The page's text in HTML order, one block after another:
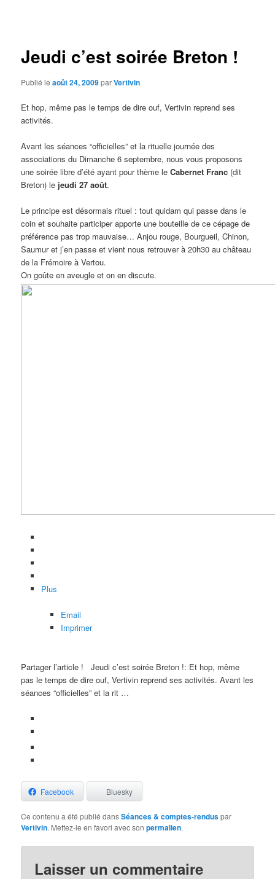
Jeudi c’est soirée Breton !
Publié leaoût 24, 2009parVertivin
Et hop, même pas le temps de dire ouf, Vertivin reprend ses
activités.
Avant les séances “officielles” et la rituelle journée des
associations du Dimanche 6 septembre, nous vous proposons
une soirée libre d’été ayant pour thème leCabernet Franc (dit
Breton) le jeudi 27 août.
Le principe est désormais rituel : tout quidam qui passe dans le
coin et souhaite participer apporte une bouteille de ce cépage de
préférence pas trop mauvaise… Anjou rouge, Bourgueil, Chinon,
Saumur et j’en passe et vient nous retrouver à 20h30 au château
de la Frémoire à Vertou.
On goûte en aveugle et on en discute.
Plus
Email
Imprimer
Partager l’article !
Jeudi c’est soirée Breton !: Et hop, même
pas le temps de dire ouf, Vertivin reprend ses activités. Avant les
séances “officielles” et la rit …
Facebook Bluesky
Ce contenu a été publié dansSéances & comptes-renduspar
Vertivin. Mettez-le en favori avec sonpermalien.
Laisser un commentaire